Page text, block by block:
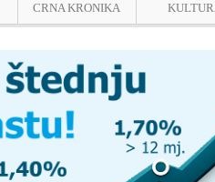
CRNA KRONIKA